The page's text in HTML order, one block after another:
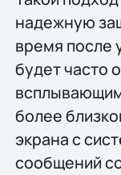
надежную
время после
будет часто
более
экрана с
сообщений